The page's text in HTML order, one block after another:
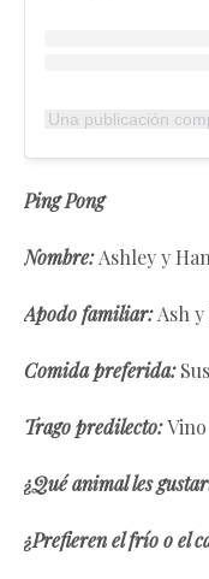
Ping Pong
Nombre:Ashley y
Apodo familiar:Ash y
Comida preferida:
Trago predilecto:Vino
¿Qué animal les
¿Prefieren el frío o el